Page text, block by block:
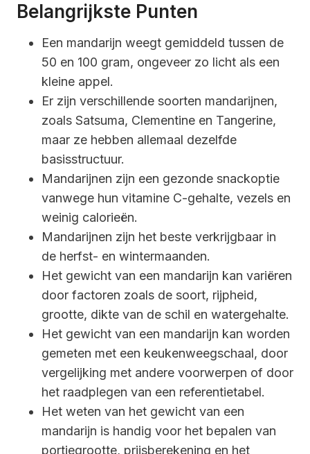
Belangrijkste Punten
Een mandarijn weegt gemiddeld tussen de
50 en 100 gram, ongeveer zo licht als een
kleine appel.
Er zijn verschillende soorten mandarijnen,
zoals Satsuma, Clementine en Tangerine,
maar ze hebben allemaal dezelfde
basisstructuur.
Mandarijnen zijn een gezonde snackoptie
vanwege hun vitamine C-gehalte, vezels en
weinig calorieën.
Mandarijnen zijn het beste verkrijgbaar in
de herfst- en wintermaanden.
Het gewicht van een mandarijn kan variëren
door factoren zoals de soort, rijpheid,
grootte, dikte van de schil en watergehalte.
Het gewicht van een mandarijn kan worden
gemeten met een keukenweegschaal, door
vergelijking met andere voorwerpen of door
het raadplegen van een referentietabel.
Het weten van het gewicht van een
mandarijn is handig voor het bepalen van
portiegrootte, prijsberekening en het